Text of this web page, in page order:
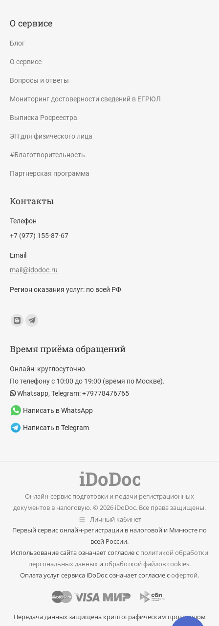
О сервисе
Блог
О сервисе
Вопросы и ответы
Мониторинг достоверности сведений в ЕГРЮЛ
Выписка Росреестра
ЭП для физического лица
#Благотворительность
Партнерская программа
Контакты
Телефон
+7 (977) 155-87-67
Email
mail@idodoc.ru
Регион оказания услуг: по всей РФ
Find us on:
Blogger
opens
window
Telegram
opens
new
window
Время приёма обращений
Онлайн: круглосуточно
По телефону с 10:00 до 19:00 (время по Москве).
Whatsapp, Telegram: +79778476765
Написать в WhatsApp
Написать в Telegram
Онлайн-сервис подготовки и подачи регистрационных
документов в налоговую. © 2026 iDoDoc. Все права защищены.
Личный кабинет
Первый сервис онлайн-регистрации в налоговой и Минюсте по
всей России.
Использование сайта означает согласие с политикой обработки
персональных данных иобработкой файлов cookies.
Оплата услуг сервиса iDoDoc означает согласие софертой.
Передача данных защищена криптографическим протоколом